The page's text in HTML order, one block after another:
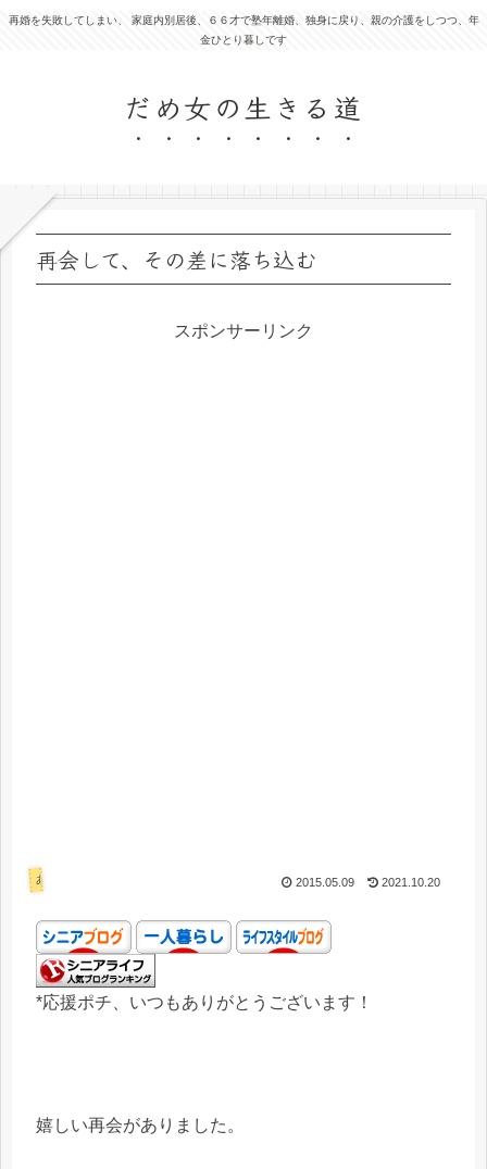
再婚を失敗してしまい、 家庭内別居後、６６才で塾年離婚、独身に戻り、親の介護をしつつ、年
金ひとり暮しです
だめ女の生きる道
再会して、その差に落ち込む
スポンサーリンク
あれこれ 2015.05.09 2021.10.20
*応援ポチ、いつもありがとうございます！
嬉しい再会がありました。